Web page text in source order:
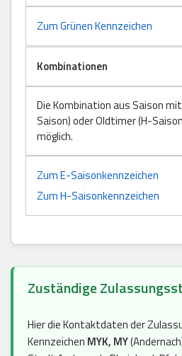
Zum Grünen Kennzeichen
Kombinationen
Die Kombination aus Saison
Saison) oder Oldtimer (H-
möglich.
Zum E-Saisonkennzeichen
Zum H-Saisonkennzeichen
Zuständige
Hier die Kontaktdaten der
Kennzeichen MYK, MY